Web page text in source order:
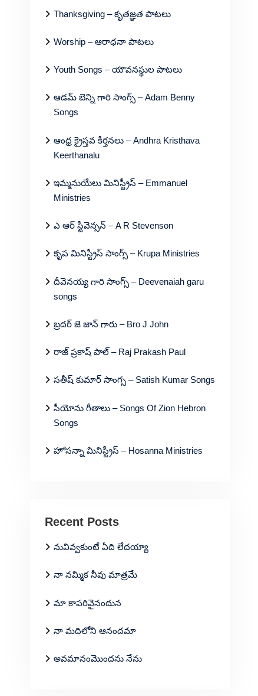
Thanksgiving – కృతజ్ఞత పాటలు
Worship – ఆరాధనా పాటలు
Youth Songs – యౌవనస్థుల పాటలు
ఆడమ్ బెన్ని గారి సాంగ్స్ – Adam Benny
Songs
ఆంధ్ర క్రైస్తవ కీర్తనలు – Andhra Kristhava
Keerthanalu
ఇమ్మనుయేలు మినిస్ట్రీస్ – Emmanuel
Ministries
ఎ ఆర్ స్టీవెన్సన్ – A R Stevenson
కృప మినిస్ట్రీస్ సాంగ్స్ – Krupa Ministries
దీవెనయ్య గారి సాంగ్స్ – Deevenaiah garu
songs
బ్రదర్ జె జాన్ గారు – Bro J John
రాజ్ ప్రకాష్ పాల్ – Raj Prakash Paul
సతీష్ కుమార్ సాంగ్స – Satish Kumar Songs
సీయోను గీతాలు – Songs Of Zion Hebron
Songs
హోసన్నా మినిస్ట్రీస్ – Hosanna Ministries
Recent Posts
నువివ్వకుంటే ఏది లేదయ్యా
నా నమ్మిక నీవు మాత్రమే
మా కాపరివైనందున
నా మదిలోని ఆనందమా
అవమానంమొందను నేను